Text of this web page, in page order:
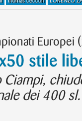
Europei
stile
dei 400 sl.